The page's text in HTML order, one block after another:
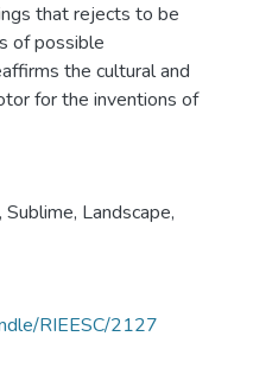
that rejects to be
of possible
the cultural and
for the inventions of
, Sublime, Landscape,
RIEESC/2127